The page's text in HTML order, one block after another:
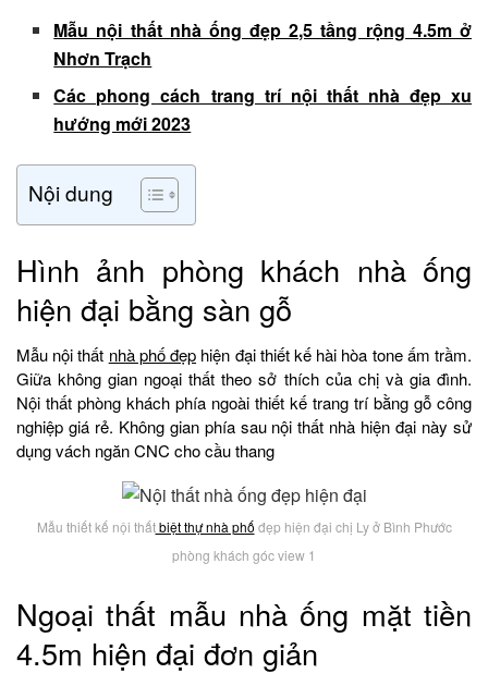
Mẫu nội thất nhà ống đẹp 2,5 tầng rộng 4.5m ở
Nhơn Trạch
Các phong cách trang trí nội thất nhà đẹp xu
hướng mới 2023
Nội dung
Hình ảnh phòng khách nhà ống
hiện đại bằng sàn gỗ
Mẫu nội thất nhà phố đẹp hiện đại thiết kế hài hòa tone ấm trầm.
Giữa không gian ngoại thất theo sở thích của chị và gia đình.
Nội thất phòng khách phía ngoài thiết kế trang trí bằng gỗ công
nghiệp giá rẻ. Không gian phía sau nội thất nhà hiện đại này sử
dụng vách ngăn CNC cho cầu thang
Mẫu thiết kế nội thấtbiệt thự nhà phố đẹp hiện đại chị Ly ở Bình Phước
phòng khách góc view 1
Ngoại thất mẫu nhà ống mặt tiền
4.5m hiện đại đơn giản